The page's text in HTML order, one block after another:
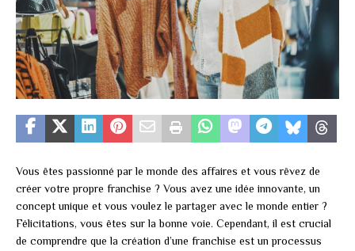
Vous êtes passionné par le monde des affaires et vous rêvez de
créer votre propre franchise ? Vous avez une idée innovante, un
concept unique et vous voulez le partager avec le monde entier ?
Félicitations, vous êtes sur la bonne voie. Cependant, il est crucial
de comprendre que la création d’une franchise est un processus